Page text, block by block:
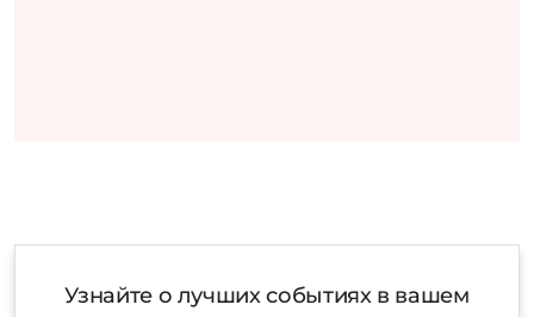
Узнайте о лучших событиях в вашем